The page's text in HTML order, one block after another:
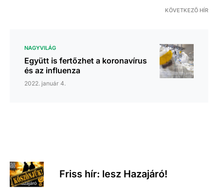
KÖVETKEZŐ HÍR
NAGYVILÁG
Együtt is fertőzhet a koronavírus
és az influenza
2022. január 4.
Friss hír: lesz Hazajáró!